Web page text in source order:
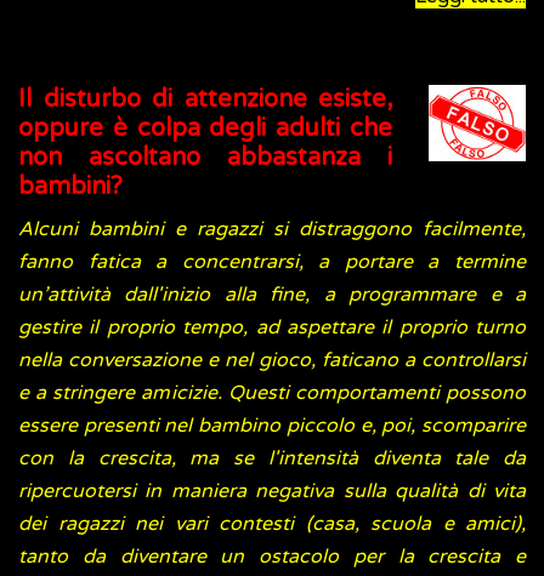
Il disturbo di attenzione esiste,
oppure è colpa degli adulti che
non ascoltano abbastanza i
bambini?
Alcuni bambini e ragazzi si distraggono facilmente,
fanno fatica a concentrarsi, a portare a termine
un’attività dall'inizio alla fine, a programmare e a
gestire il proprio tempo, ad aspettare il proprio turno
nella conversazione e nel gioco, faticano a controllarsi
e a stringere amicizie. Questi comportamenti possono
essere presenti nel bambino piccolo e, poi, scomparire
con la crescita, ma se l'intensità diventa tale da
ripercuotersi in maniera negativa sulla qualità di vita
dei ragazzi nei vari contesti (casa, scuola e amici),
tanto da diventare un ostacolo per la crescita e